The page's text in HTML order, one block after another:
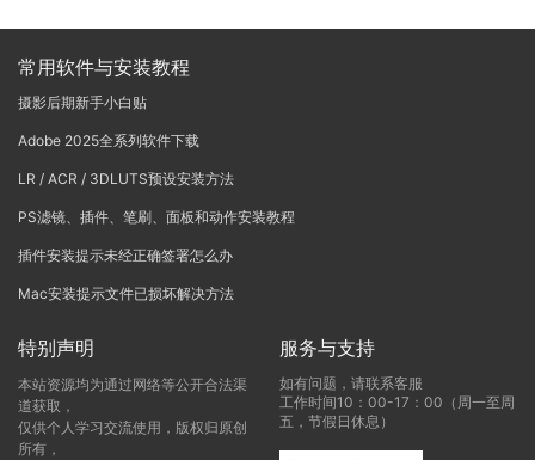
常用软件与安装教程
摄影后期新手小白贴
Adobe 2025全系列软件下载
LR / ACR / 3DLUTS预设安装方法
PS滤镜、插件、笔刷、面板和动作安装教程
插件安装提示未经正确签署怎么办
Mac安装提示文件已损坏解决方法
特别声明
本站资源均为通过网络等公开合法渠
道获取，
仅供个人学习交流使用，版权归原创
所有，
服务与支持
如有问题，请联系客服
工作时间10：00-17：00（周一至周
五，节假日休息）